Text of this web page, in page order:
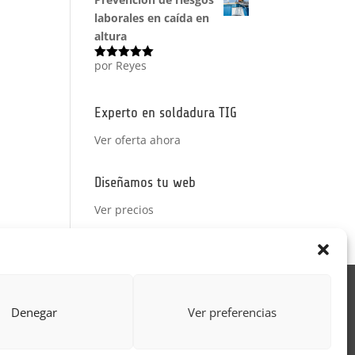
Denegar Ver preferencias
laborales en caída en
altura
Valorado
por Reyes
Experto en soldadura TIG
Ver oferta ahora
Diseñamos tu web
Ver precios
Formulario uso de imagen